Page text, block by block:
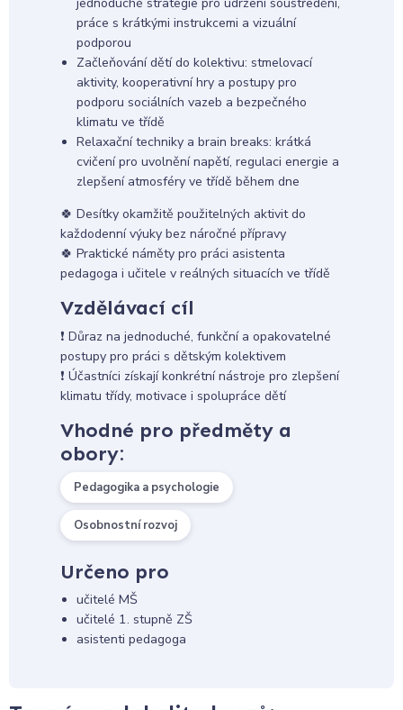
práce s krátkými instrukcemi a vizuální
podporou
Začleňování dětí do kolektivu: stmelovací
aktivity, kooperativní hry a postupy pro
podporu sociálních vazeb a bezpečného
klimatu ve třídě
Relaxační techniky a brain breaks: krátká
cvičení pro uvolnění napětí, regulaci energie a
zlepšení atmosféry ve třídě během dne
🍀 Desítky okamžitě použitelných aktivit do
každodenní výuky bez náročné přípravy
🍀 Praktické náměty pro práci asistenta
pedagoga i učitele v reálných situacích ve třídě
Vzdělávací cíl
❗ Důraz na jednoduché, funkční a opakovatelné
postupy pro práci s dětským kolektivem
❗ Účastníci získají konkrétní nástroje pro zlepšení
klimatu třídy, motivace i spolupráce dětí
Vhodné pro předměty a
obory:
Pedagogika a psychologie
Osobnostní rozvoj
Určeno pro
učitelé MŠ
učitelé 1. stupně ZŠ
asistenti pedagoga